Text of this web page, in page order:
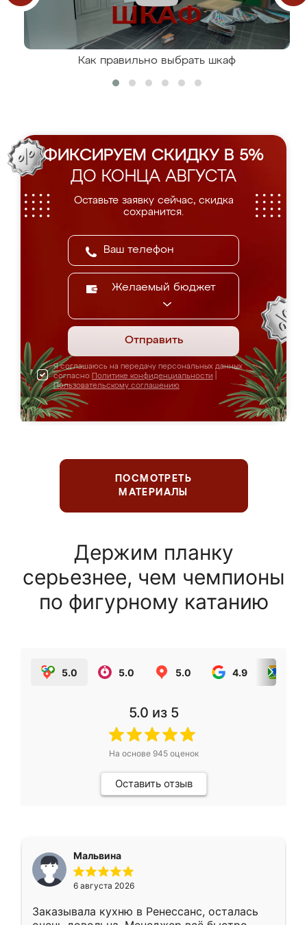
Как правильно выбрать шкаф
ФИКСИРУЕМ СКИДКУ В 5%
ДО КОНЦА АВГУСТА
Оставьте заявку сейчас, скидка
сохранится.
Желаемый бюджет
Отправить
Я соглашаюсь на передачу персональных данных
согласно Политике конфиденциальности
Пользовательскому соглашению
ПОСМОТРЕТЬ
МАТЕРИАЛЫ
Держим планку
серьезнее, чем чемпионы
по фигурному катанию
5.0 5.0 5.0 4.9
5.0 из 5
На основе 945оценок
Оставить отзыв
Мальвина
6 августа 2026
Заказывала кухню в Ренессанс, осталась